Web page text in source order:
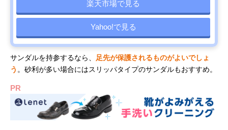
楽天市場で見る
Yahoo!で見る
サンダルを持参するなら、
足先が保護されるものがよいでしょ
う 。砂利が多い場合にはスリッパタイプのサンダルもおすすめ。
PR